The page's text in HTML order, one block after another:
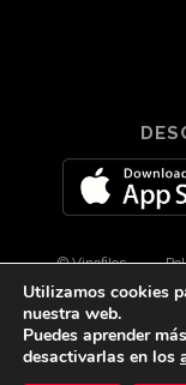
© Vinofilos
Aviso
Utilizamos cookies
nuestra web.
Puedes aprender
desactivarlas en los